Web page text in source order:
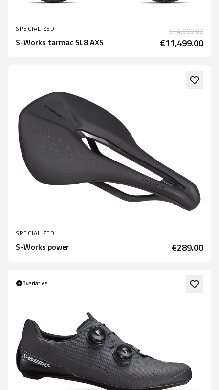
SPECIALIZED €14,000.00
S-Works tarmac SL8 AXS €11,499.00
SPECIALIZED
S-Works power €289.00
3variaties